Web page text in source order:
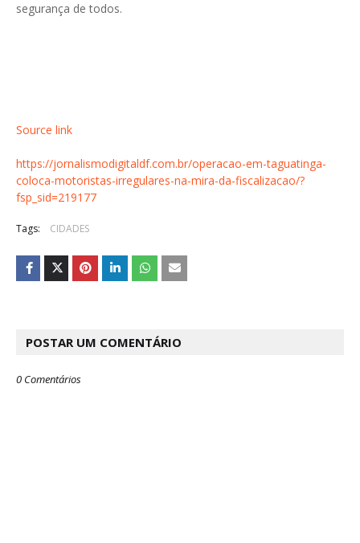
segurança de todos.
Source link
https://jornalismodigitaldf.com.br/operacao-em-taguatinga-
coloca-motoristas-irregulares-na-mira-da-fiscalizacao/?
fsp_sid=219177
Tags: CIDADES
POSTAR UM COMENTÁRIO
0 Comentários